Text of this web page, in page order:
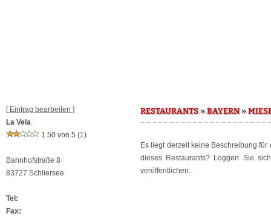
[ Eintrag bearbeiten ]
La Vela
1.50 von 5 (1)
Bahnhofstraße 8
83727 Schliersee
Tel:
Fax:
RESTAURANTS»BAYERN»
Es liegt derzeit keine Beschreibung für
dieses Restaurants? Loggen Sie
veröffentlichen.